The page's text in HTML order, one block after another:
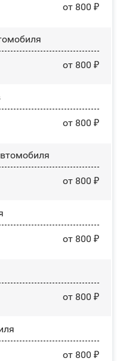
от 800 ₽
от 800 ₽
от 800 ₽
от 800 ₽
от 800 ₽
от 800 ₽
от 800 ₽